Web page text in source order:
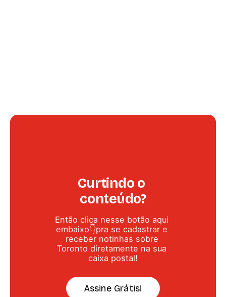
Curtindo o
conteúdo?
Então clica nesse botão aqui
embaixo👇pra se cadastrar e
receber notinhas sobre
Toronto diretamente na sua
caixa postal!
Assine Grátis!